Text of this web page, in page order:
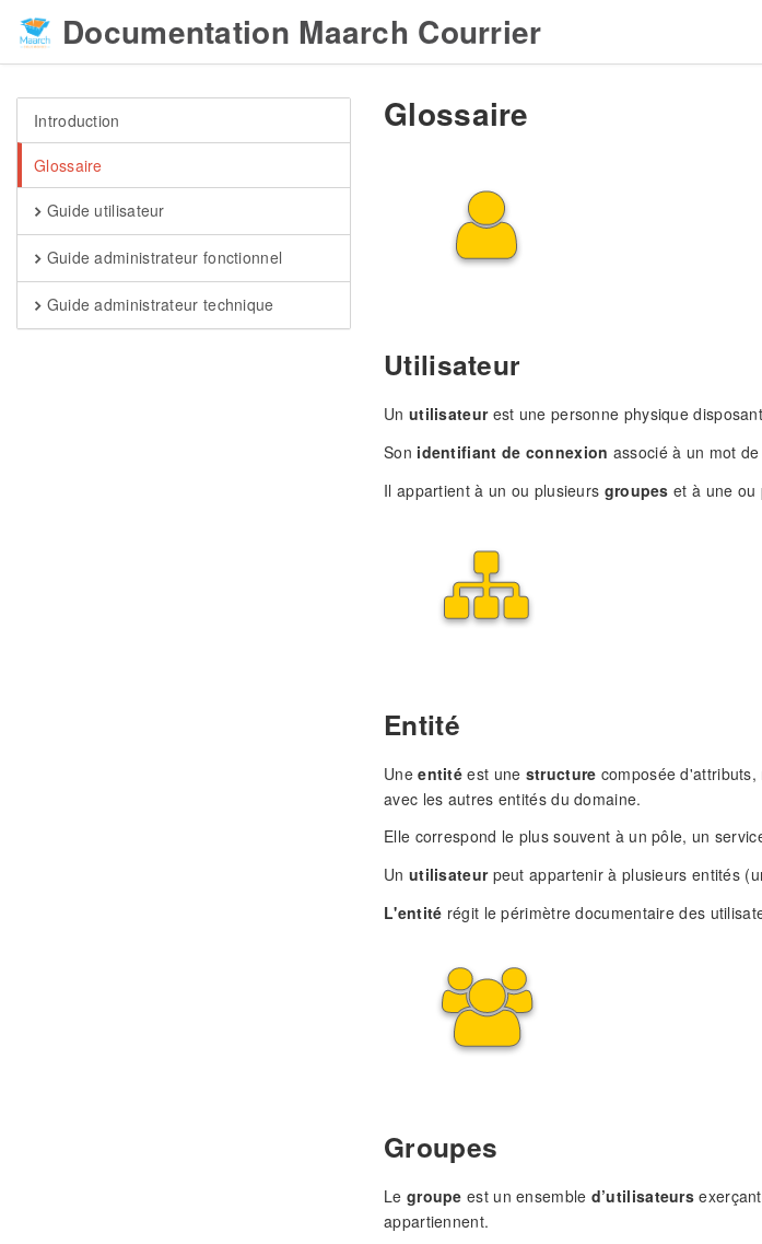
Documentation Maarch Courrier
Introduction
Glossaire
Guide utilisateur
Guide administrateur fonctionnel
Guide administrateur technique
Glossaire
Utilisateur
Un utilisateurest une personne physique
Son identifiant de connexion associé à un mot
Il appartient à un ou plusieurs groupes et à une ou
Entité
Uneentité est une structure composée
avec les autres entités du domaine.
Elle correspond le plus souvent à un pôle, un
Un utilisateurpeut appartenir à plusieurs entités
L'entité régit le périmètre documentaire des
Groupes
Le groupe est un ensemble d’utilisateurs
appartiennent.